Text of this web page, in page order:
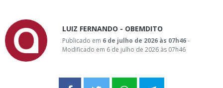
LUIZ FERNANDO - OBEMDITO
Publicado em 6 de julho de 2026 às 07h46-
Modificado em 6 de julho de 2026 às 07h46